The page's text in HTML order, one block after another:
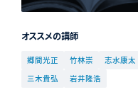
オススメの講師
郷間光正 竹林崇 志水康太
三木貴弘
岩井隆浩